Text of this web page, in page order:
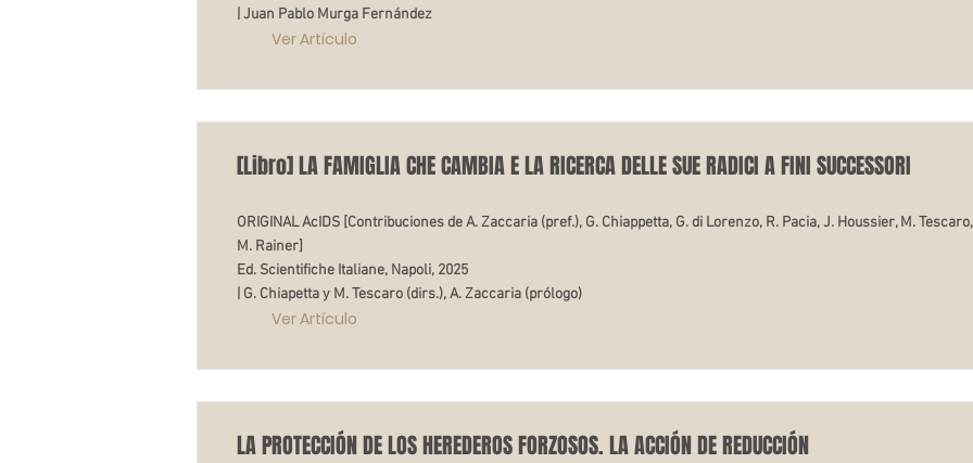
| Juan Pablo Murga Fernández
Ver Artículo
[Libro] LA FAMIGLIA CHE CAMBIA E LA RICERCA DELLE SUE RADICI A FINI SUCCESSORI
ORIGINAL AcIDS [Contribuciones de A. Zaccaria (pref.), G. Chiappetta, G. di Lorenzo, R. Pacia, J. Houssier, M.
M. Rainer]
Ed. Scientifiche Italiane, Napoli, 2025
| G. Chiapetta y M. Tescaro (dirs.), A. Zaccaria (prólogo)
Ver Artículo
LA PROTECCIÓN DE LOS HEREDEROS FORZOSOS. LA ACCIÓN DE REDUCCIÓN